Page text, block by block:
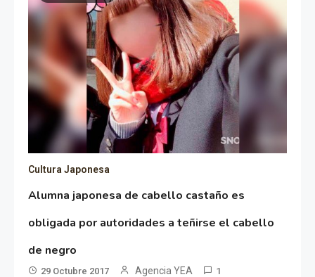
Cultura Japonesa
Alumna japonesa de cabello castaño es
obligada por autoridades a teñirse el cabello
de negro
29 Octubre 2017 Agencia YEA 1